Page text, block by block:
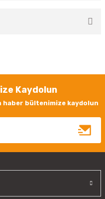
Kaydolun
haber bültenimize kaydolun